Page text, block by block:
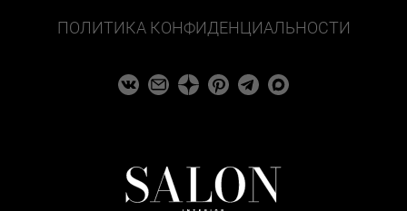
ПОЛИТИКА КОНФИДЕНЦИАЛЬНОСТИ